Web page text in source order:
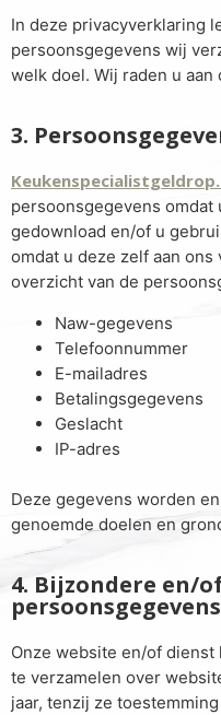
In deze privacyverklaring
persoonsgegevens wij
welk doel. Wij raden u
3.
persoonsgegevens
gedownload en/of u
omdat u deze zelf aan
overzicht van de
Naw-gegevens
Telefoonnummer
E-mailadres
Betalingsgegevens
Geslacht
IP-adres
Deze gegevens worden
genoemde doelen en
4. Bijzondere en/
Onze website en/of
te verzamelen over
jaar, tenzij ze